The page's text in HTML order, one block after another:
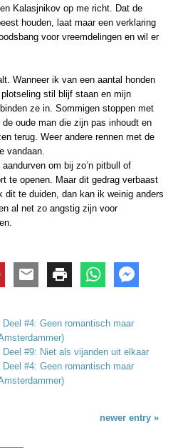
Kalasjnikov op me richt. Dat de
houden, laat maar een verklaring
voor vreemdelingen en wil er
Wanneer ik van een aantal honden
stil blijf staan en mijn
ze in. Sommigen stoppen met
oude man die zijn pas inhoudt en
terug. Weer andere rennen met de
vandaan.
om bij zo’n pitbull of
te openen. Maar dit gedrag verbaast
dit te duiden, dan kan ik weinig anders
al net zo angstig zijn voor
#4: Geen romantisch maar
#9: Niet als vijanden uit elkaar
#4: Geen romantisch maar
newer entry »